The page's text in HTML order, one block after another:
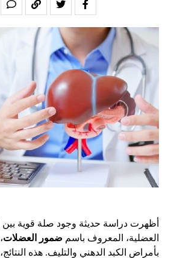
أظهرت دراسة حديثة وجود صلة قوية بين
العضلية، المعروف باسم ضمور العضلات
بأمراض الكبد الدهني والتليف. هذه